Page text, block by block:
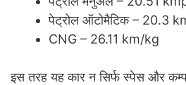
पेट्रोल ऑटोमैटिक – 20.3
CNG – 26.11 km/kg
इस तरह यह कार न सिर्फ स्पेस और